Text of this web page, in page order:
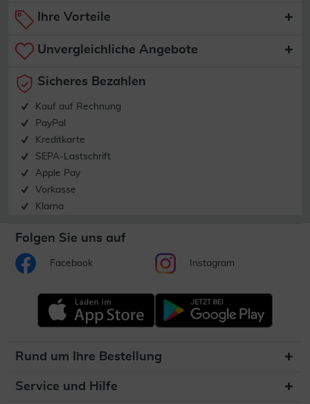
Ihre Vorteile
Unvergleichliche Angebote
Sicheres Bezahlen
Kauf auf Rechnung
PayPal
Kreditkarte
SEPA-Lastschrift
Apple Pay
Vorkasse
Klarna
Folgen Sie uns auf
Facebook Instagram
Rund um Ihre Bestellung
Service und Hilfe